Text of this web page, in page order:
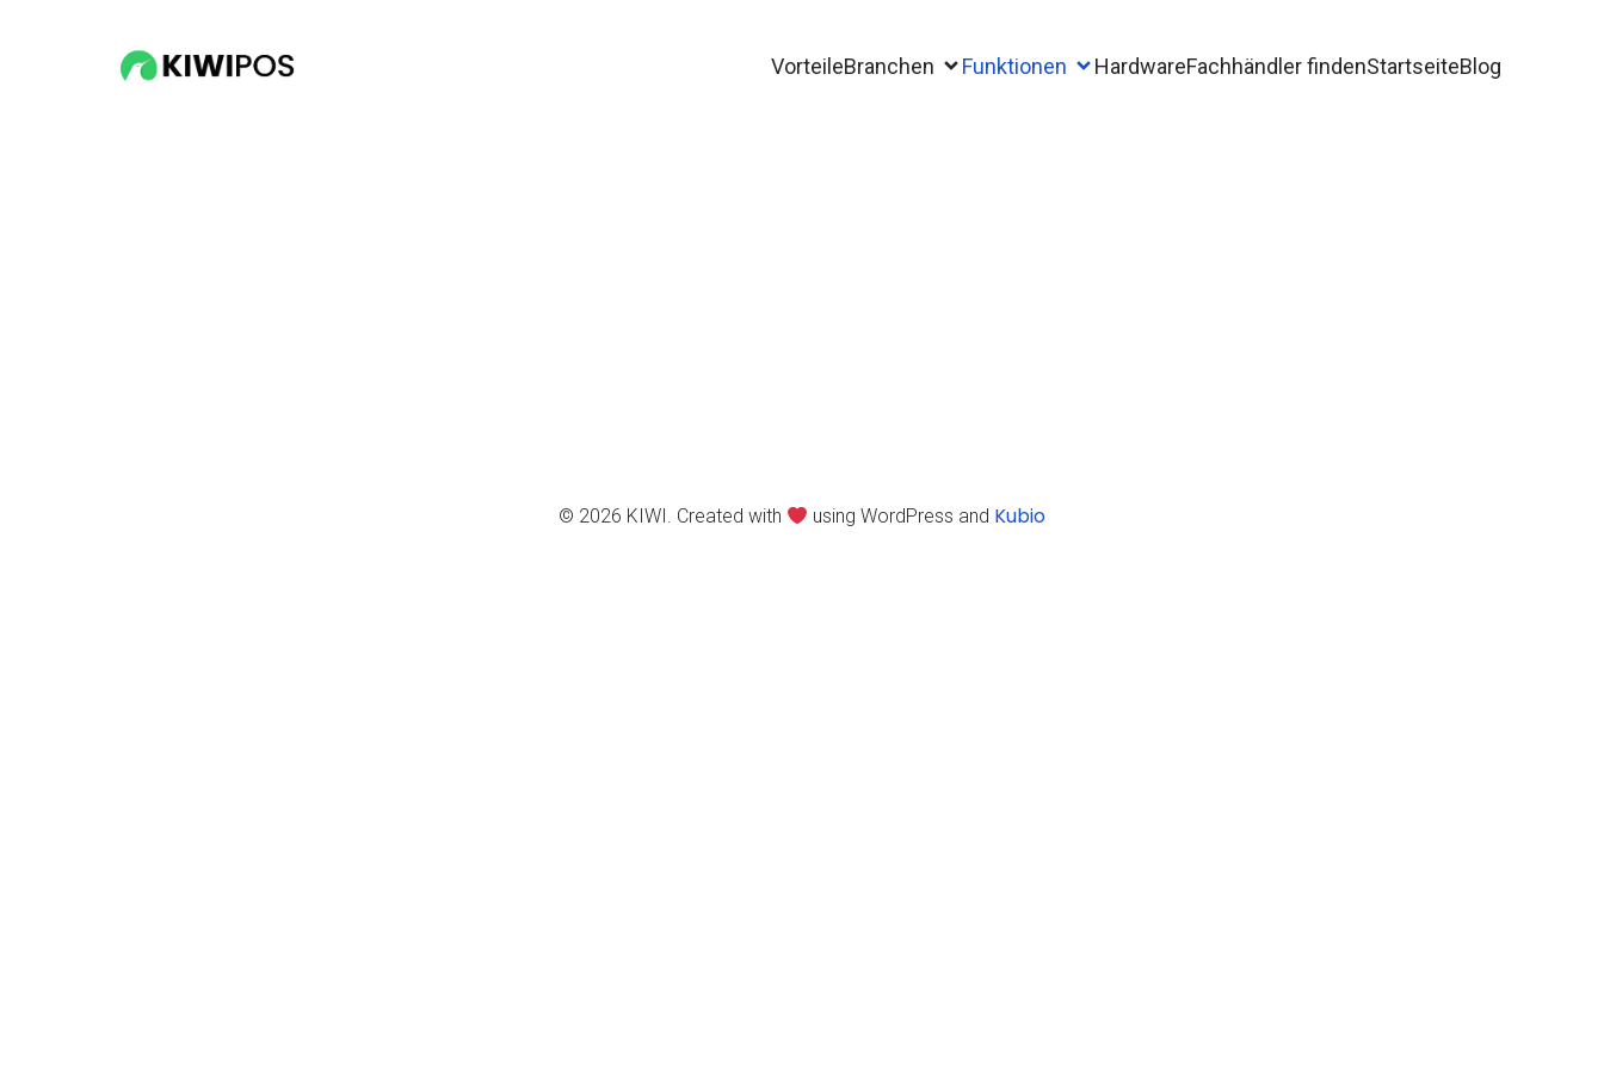
VorteileBranchen Funktionen HardwareFachhändler findenStartseiteBlog
© 2026 KIWI. Created with using WordPress and Kubio